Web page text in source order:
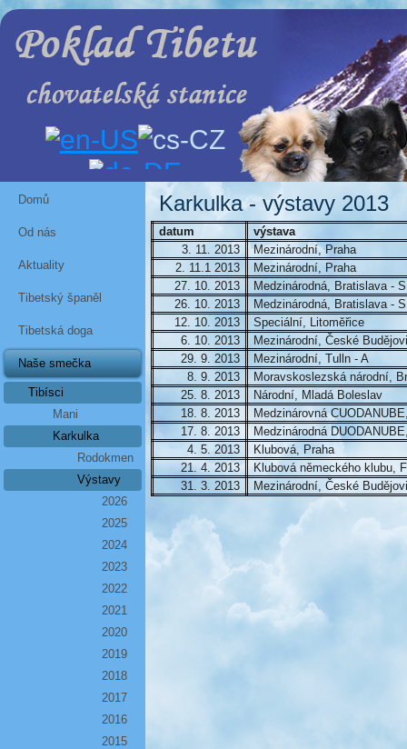
Domů
Od nás
Aktuality
Tibetský španěl
Tibetská doga
Naše smečka
Tibísci
Mani
Karkulka
Rodokmen
Výstavy
2026
2025
2024
2023
2022
2021
2020
2019
2018
2017
2016
2015
Karkulka - výstavy 2013
datum
výstava
3. 11. 2013
Mezinárodní, Praha
2. 11.1 2013
Mezinárodní, Praha
27. 10. 2013
Medzinárodná, Bratislava -
26. 10. 2013
Medzinárodná, Bratislava -
12. 10. 2013
Speciální, Litoměřice
6. 10. 2013
Mezinárodní, České
29. 9. 2013
Mezinárodní, Tulln - A
8. 9. 2013
Moravskoslezská národní,
25. 8. 2013
Národní, Mladá Boleslav
18. 8. 2013
Medzinárovná
17. 8. 2013
Medzinárodná
4. 5. 2013
Klubová, Praha
21. 4. 2013
Klubová německého klubu,
31. 3. 2013
Mezinárodní, České